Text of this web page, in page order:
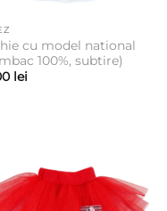
cu model national
100%, subtire)
lei